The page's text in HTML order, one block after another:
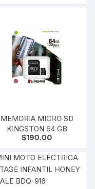
MEMORIA MICRO SD
KINGSTON 64 GB
$190.00